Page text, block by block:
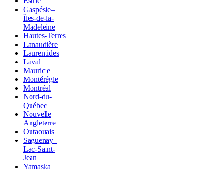
Gaspésie–
Îles-de-la-
Madeleine
Hautes-Terres
Lanaudière
Laurentides
Laval
Mauricie
Montérégie
Montréal
Nord-du-
Québec
Nouvelle
Angleterre
Outaouais
Saguenay–
Lac-Saint-
Jean
Yamaska